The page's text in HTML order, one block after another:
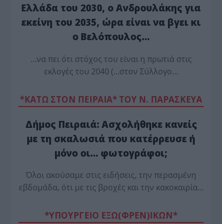
Ελλάδα του 2030, ο Ανδρουλάκης για
εκείνη του 2035, ώρα είναι να βγει κι
ο Βελόπουλος…
…να πει ότι στόχος του είναι η πρωτιά στις
εκλογές του 2040 (…στον Σύλλογο…
*ΚΑΤΩ ΣΤΟΝ ΠΕΙΡΑΙΑ* ΤΟΥ Ν. ΠΑΡΑΣΚΕΥΑ
Δήμος Πειραιά: Ασχολήθηκε κανείς
με τη σκαλωσιά που κατέρρευσε ή
μόνο οι… φωτογράφοι;
Όλοι ακούσαμε στις ειδήσεις, την περασμένη
εβδομάδα, ότι με τις βροχές και την κακοκαιρία…
*ΥΠΟΥΡΓΕΙΟ ΕΞΩ(ΦΡΕΝ)ΙΚΩΝ*